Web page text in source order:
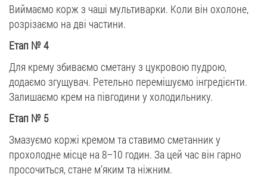
Виймаємо корж з чаші мультиварки. Коли він охолоне,
розрізаємо на дві частини.
Етап №4
Для крему збиваємо сметану з цукровою пудрою,
додаємо згущувач. Ретельно перемішуємо інгредієнти.
Залишаємо крем на півгодини у холодильнику.
Етап № 5
Змазуємо коржі кремом та ставимо сметанник у
прохолодне місце на 8–10 годин. За цей час він гарно
просочиться, стане м’яким та ніжним.